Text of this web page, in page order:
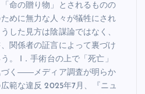
命の贈り物」とされるものの
めに無力な人々が犠牲にされ
した見方は陰謀論ではなく、
関係者の証言によって裏づけ
。 Ⅰ．手術台の上で「死亡」
づく――メディア調査が明らか
範な違反 2025年7月、『ニュ